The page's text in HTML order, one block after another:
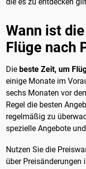
die es zu entdecken
Wann ist
Flüge nach
Die beste Zeit, um
einige Monate im
sechs Monaten vor
Regel die besten
regelmäßig zu
spezielle Angebote
Nutzen Sie die
über Preisänderungen